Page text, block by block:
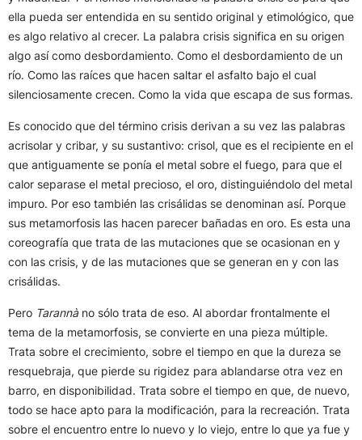
ella pueda ser entendida en su sentido original y etimológico, que
es algo relativo al crecer. La palabra crisis significa en su origen
algo así como desbordamiento. Como el desbordamiento de un
río. Como las raíces que hacen saltar el asfalto bajo el cual
silenciosamente crecen. Como la vida que escapa de sus formas.
Es conocido que del término crisis derivan a su vez las palabras
acrisolar y cribar, y su sustantivo: crisol, que es el recipiente en el
que antiguamente se ponía el metal sobre el fuego, para que el
calor separase el metal precioso, el oro, distinguiéndolo del metal
impuro. Por eso también las crisálidas se denominan así. Porque
sus metamorfosis las hacen parecer bañadas en oro. Es esta una
coreografía que trata de las mutaciones que se ocasionan en y
con las crisis, y de las mutaciones que se generan en y con las
crisálidas.
Pero Tarannàno sólo trata de eso. Al abordar frontalmente el
tema de la metamorfosis, se convierte en una pieza múltiple.
Trata sobre el crecimiento, sobre el tiempo en que la dureza se
resquebraja, que pierde su rigidez para ablandarse otra vez en
barro, en disponibilidad. Trata sobre el tiempo en que, de nuevo,
todo se hace apto para la modificación, para la recreación. Trata
sobre el encuentro entre lo nuevo y lo viejo, entre lo que ya fue y